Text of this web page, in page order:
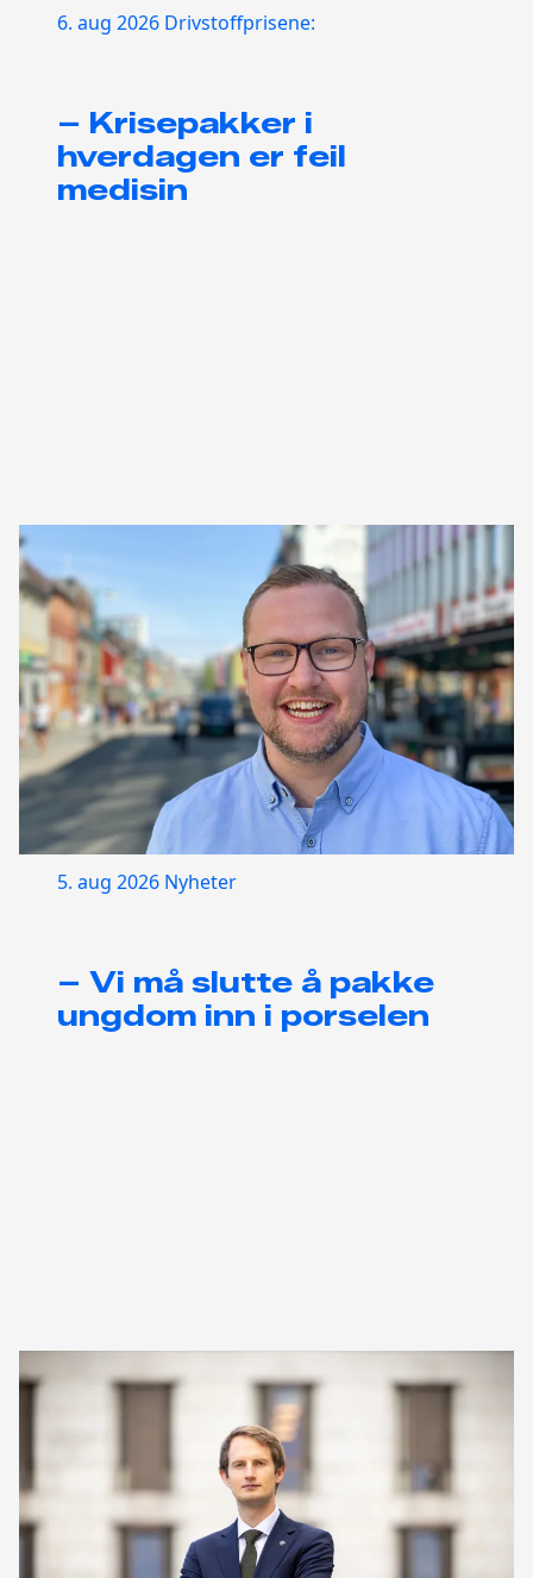
6. aug 2026 Drivstoffprisene:
– Krisepakker i
hverdagen er feil
medisin
5. aug 2026 Nyheter
– Vi må slutte å pakke
ungdom inn i porselen